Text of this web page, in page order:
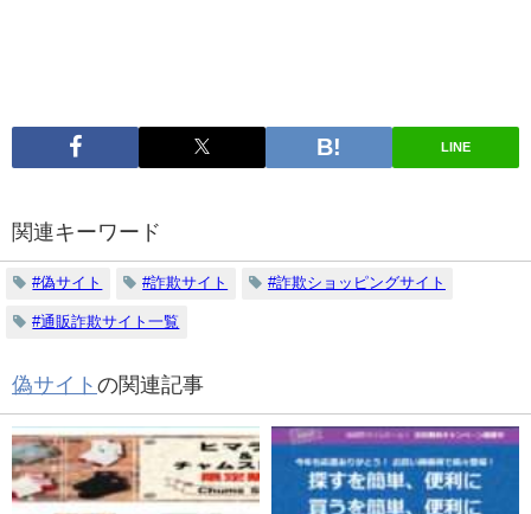
LINE
関連キーワード
#偽サイト #詐欺サイト #詐欺ショッピングサイト
#通販詐欺サイト一覧
偽サイト の関連記事